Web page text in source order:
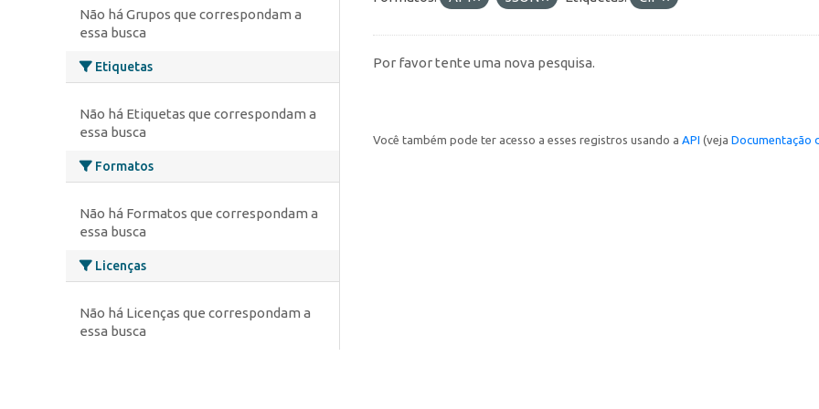
Não há Grupos que correspondam a
essa busca
Etiquetas
Não há Etiquetas que correspondam a
essa busca
Formatos
Não há Formatos que correspondam a
essa busca
Licenças
Não há Licenças que correspondam a
essa busca
Por favor tente uma nova pesquisa.
Você também pode ter acesso a esses registros usando a API (veja Documentação